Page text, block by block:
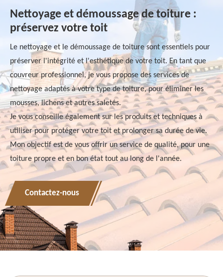
Nettoyage et démoussage de toiture :
préservez votre toit
Le nettoyage et le démoussage de toiture sont essentiels pour
préserver l'intégrité et l'esthétique de votre toit. En tant que
couvreur professionnel, je vous propose des services de
nettoyage adaptés à votre type de toiture, pour éliminer les
mousses, lichens et autres saletés.
Je vous conseille également sur les produits et techniques à
utiliser pour protéger votre toit et prolonger sa durée de vie.
Mon objectif est de vous offrir un service de qualité, pour une
toiture propre et en bon état tout au long de l'année.
Contactez-nous